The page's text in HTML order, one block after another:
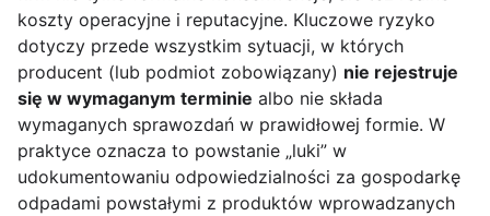
koszty operacyjne i reputacyjne. Kluczowe ryzyko
dotyczy przede wszystkim sytuacji, w których
producent (lub podmiot zobowiązany) nie rejestruje
się w wymaganym terminie albo nie składa
wymaganych sprawozdań w prawidłowej formie. W
praktyce oznacza to powstanie „luki” w
udokumentowaniu odpowiedzialności za gospodarkę
odpadami powstałymi z produktów wprowadzanych